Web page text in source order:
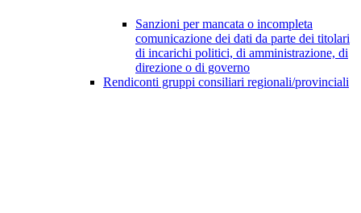
Sanzioni per mancata o incompleta
comunicazione dei dati da parte dei titolari
di incarichi politici, di amministrazione, di
direzione o di governo
Rendiconti gruppi consiliari regionali/provinciali